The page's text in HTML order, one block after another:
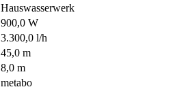
Hauswasserwerk
900,0 W
3.300,0 l/h
45,0 m
8,0 m
metabo